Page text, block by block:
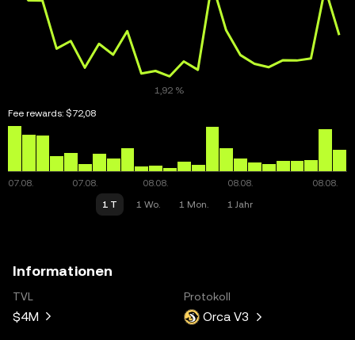
Fee rewards: $72,08
1 T 1 Wo. 1 Mon. 1 Jahr
Informationen
TVL
$4M
Protokoll
Orca V3